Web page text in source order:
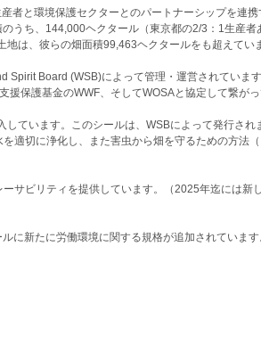
者と環境保護セクターとのパートナーシップを連
うち、144,000ヘクタール（東京都の2/3：1生産者
は、彼らの畑面積99,463ヘクタールをも超えてい
Board (WSB)によって管理・運営されています
保護基金のWWF、そしてWOSAと協定して繋がっ
ています。このシールは、WSBによって発行され
適切に浄化し、また害虫から畑を守るための方法（
サビリティを提供しています。（2025年迄には新
に新たに労働環境に関する規格が追加されています